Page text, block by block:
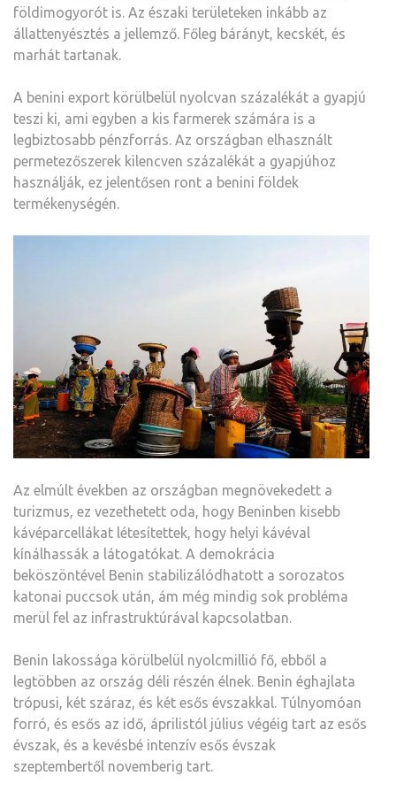
földimogyorót is. Az északi területeken inkább az
állattenyésztés a jellemző. Főleg bárányt, kecskét, és
marhát tartanak.
A benini export körülbelül nyolcvan százalékát a gyapjú
teszi ki, ami egyben a kis farmerek számára is a
legbiztosabb pénzforrás. Az országban elhasznált
permetezőszerek kilencven százalékát a gyapjúhoz
használják, ez jelentősen ront a benini földek
termékenységén.
Az elmúlt években az országban megnövekedett a
turizmus, ez vezethetett oda, hogy Beninben kisebb
kávéparcellákat létesítettek, hogy helyi kávéval
kínálhassák a látogatókat. A demokrácia
beköszöntével Benin stabilizálódhatott a sorozatos
katonai puccsok után, ám még mindig sok probléma
merül fel az infrastruktúrával kapcsolatban.
Benin lakossága körülbelül nyolcmillió fő, ebből a
legtöbben az ország déli részén élnek. Benin éghajlata
trópusi, két száraz, és két esős évszakkal. Túlnyomóan
forró, és esős az idő, áprilistól július végéig tart az esős
évszak, és a kevésbé intenzív esős évszak
szeptembertől novemberig tart.